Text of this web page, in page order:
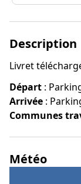
Description
Livret
Départ :
Arrivée :
Communes
Météo